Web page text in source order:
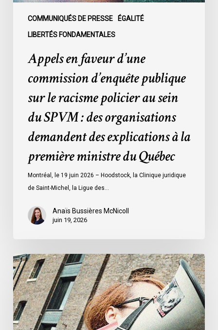
COMMUNIQUÉS DE PRESSE ÉGALITÉ
LIBERTÉS FONDAMENTALES
policier
SPVM
organisations
explications
ministre
Québec
Appels en faveur d’une
commission d’enquête publique
sur le racisme policier au sein
du SPVM : des organisations
demandent des explications à la
première ministre du Québec
Montréal, le 19 juin 2026 – Hoodstock, la Clinique juridique
de Saint-Michel, la Ligue des…
Anaïs Bussières McNicoll
juin 19, 2026
L’ACLC
se
joint
à
la
déclaration